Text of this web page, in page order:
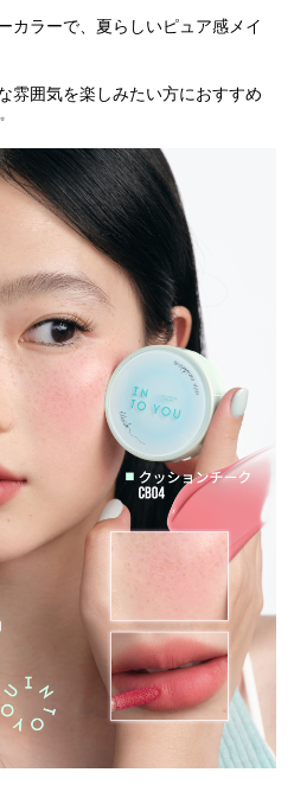
カラーで、夏らしいピュア感メイ
雰囲気を楽しみたい方におすすめ